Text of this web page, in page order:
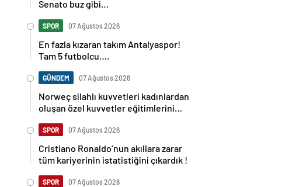
Senato buz gibi…
SPOR 07 Ağustos 2026
En fazla kızaran takım Antalyaspor!
Tam 5 futbolcu….
GÜNDEM 07 Ağustos 2026
Norweç silahlı kuvvetleri kadınlardan
oluşan özel kuvvetler eğitimlerini
SPOR 07 Ağustos 2026
Cristiano Ronaldo’nun akıllara zarar
tüm kariyerinin istatistiğini çıkardık !
SPOR 07 Ağustos 2026